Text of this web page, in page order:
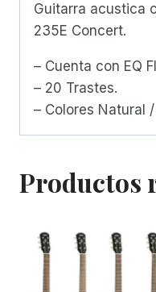
Guitarra acustica
235E Concert.
– Cuenta con EQ
– 20 Trastes.
– Colores Natural
Productos